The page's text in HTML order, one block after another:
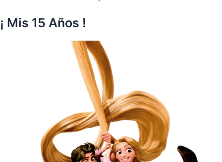
¡ Mis 15 Años !